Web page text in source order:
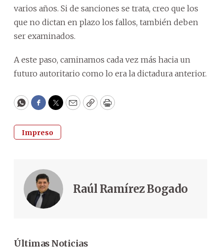
varios años. Si de sanciones se trata, creo que los
que no dictan en plazo los fallos, también deben
ser examinados.
A este paso, caminamos cada vez más hacia un
futuro autoritario como lo era la dictadura anterior.
WhatsApp
Facebook
Twitter
EmailCopyPrint
Impreso
Raúl Ramírez Bogado
Últimas Noticias